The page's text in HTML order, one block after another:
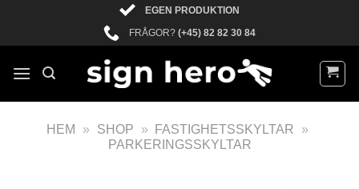
EGEN PRODUKTION
FRÅGOR? (+45) 82 82 30 84
HEM » SHOP » FASTIGHETSSKYLTAR
»
PARKERINGSSKYLTAR